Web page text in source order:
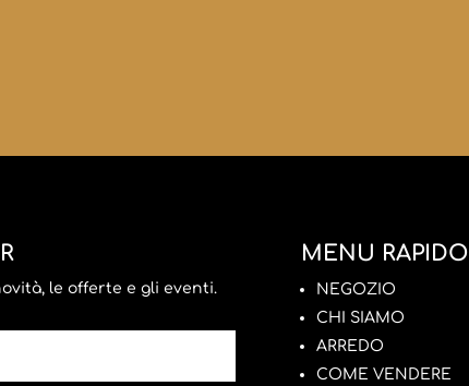
le offerte e gli eventi.
MENU RAPIDO
NEGOZIO
CHI SIAMO
ARREDO
COME VENDERE